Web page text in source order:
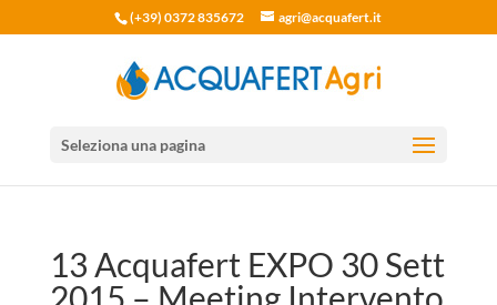
(+39) 0372 835672 agri@acquafert.it
Seleziona una pagina
13 Acquafert EXPO 30 Sett